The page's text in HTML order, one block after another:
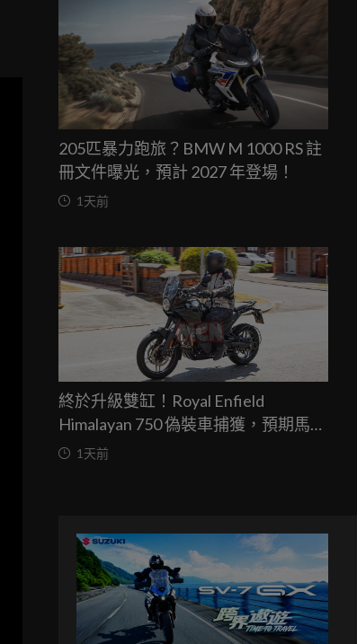
205匹暴力跑旅？BMW M 1000 RS 註
冊文件曝光，預計 2027 年登場！
1天前
終於升級雙缸！Royal Enfield
Himalayan 750 偽裝車捕獲，預期馬力
突破67匹，最快米蘭車展亮相
1天前